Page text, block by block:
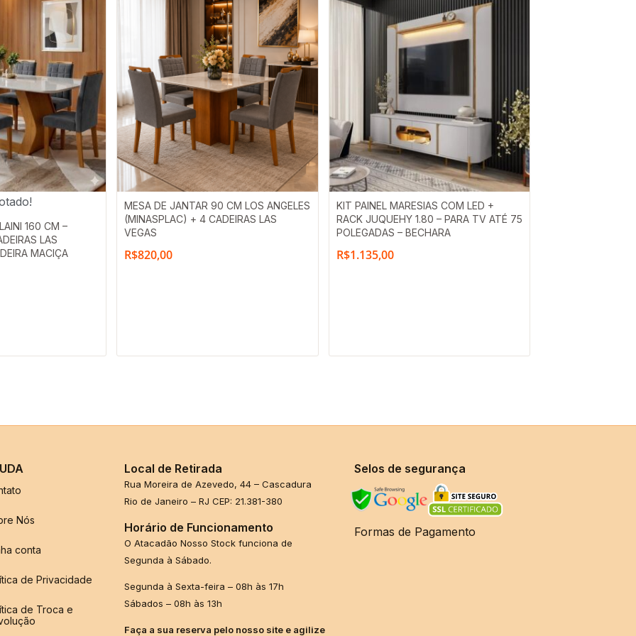
160 CM –
LAS
MACIÇA
MESA DE JANTAR 90 CM LOS ANGELES
(MINASPLAC) + 4 CADEIRAS LAS
VEGAS
R$820,00
KIT PAINEL MARESIAS COM LED +
RACK JUQUEHY 1.80 – PARA TV ATÉ 75
POLEGADAS – BECHARA
R$1.135,00
Nós
conta
de Privacidade
de Troca e
Local de Retirada
Rua Moreira de Azevedo, 44 – Cascadura
Rio de Janeiro – RJ CEP: 21.381-380
Horário de Funcionamento
O Atacadão Nosso Stock funciona de
Segunda à Sábado.
Segunda à Sexta-feira – 08h às 17h
Sábados – 08h às 13h
Faça a sua reserva pelo nosso site e agilize
Selos de segurança
Formas de Pagamento